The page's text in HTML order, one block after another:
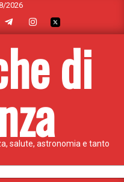
2026
di
salute, astronomia e tanto